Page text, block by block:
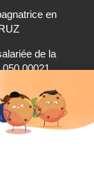
en
de la
00021
bancaire,